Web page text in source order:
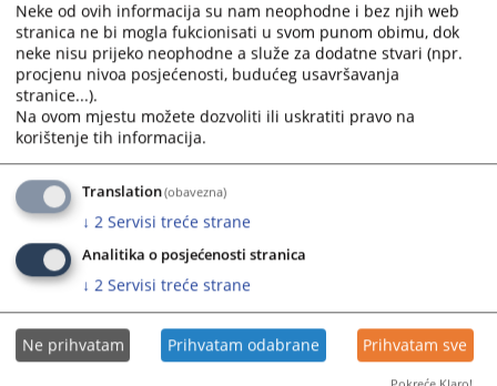
a
date.
Press
the
question
mark
key
get
the
keyboard
shortcuts
for
changing
dates.
a
date.
Press
question
mark
key
to
get
the
shortcuts
for
changing
dates.
Neke od ovih informacija su nam neophodne i bez njih web
stranica ne bi mogla fukcionisati u svom punom obimu, dok
neke nisu prijeko neophodne a služe za dodatne stvari (npr.
procjenu nivoa posjećenosti, budućeg usavršavanja
stranice...).
Na ovom mjestu možete dozvoliti ili uskratiti pravo na
korištenje tih informacija.
Translation(obavezna)
↓ 2 Servisi treće strane
Analitika o posjećenosti stranica
↓ 2 Servisi treće strane
Ne prihvatam Prihvatam odabrane Prihvatam sve